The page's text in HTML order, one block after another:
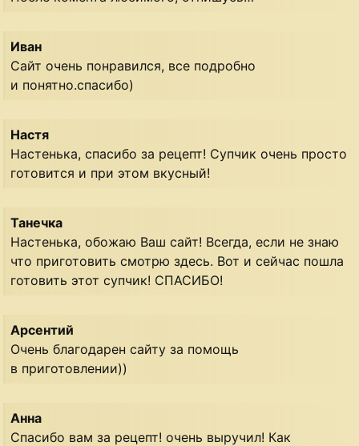
Иван
Сайт очень понравился, все подробно
и понятно.спасибо)
Настя
Настенька, спасибо за рецепт! Супчик очень просто
готовится и при этом вкусный!
Танечка
Настенька, обожаю Ваш сайт! Всегда, если не знаю
что приготовить смотрю здесь. Вот и сейчас пошла
готовить этот супчик! СПАСИБО!
Арсентий
Очень благодарен сайту за помощь
в приготовлении))
Анна
Спасибо вам за рецепт! очень выручил! Как